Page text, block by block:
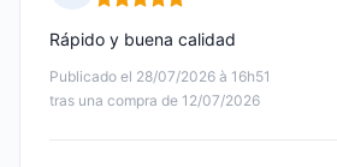
Nota: 5 de 5
Publicado el 28/07/2026 à 16h51
tras una compra de 12/07/2026
Rápido y buena calidad